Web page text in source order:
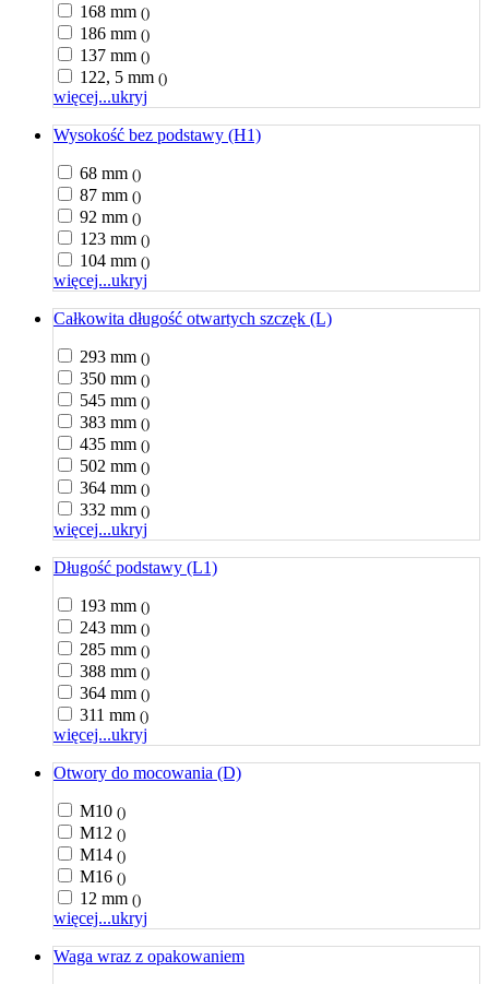
168 mm ()
186 mm ()
137 mm ()
122, 5 mm ()
więcej...ukryj
Wysokość bez podstawy (H1)
68 mm ()
87 mm ()
92 mm ()
123 mm ()
104 mm ()
więcej...ukryj
Całkowita długość otwartych szczęk (L)
293 mm ()
350 mm ()
545 mm ()
383 mm ()
435 mm ()
502 mm ()
364 mm ()
332 mm ()
więcej...ukryj
Długość podstawy (L1)
193 mm ()
243 mm ()
285 mm ()
388 mm ()
364 mm ()
311 mm ()
więcej...ukryj
Otwory do mocowania (D)
M10 ()
M12 ()
M14 ()
M16 ()
12 mm ()
więcej...ukryj
Waga wraz z opakowaniem